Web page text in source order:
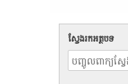
ស្វែងរកអត្ថបទ